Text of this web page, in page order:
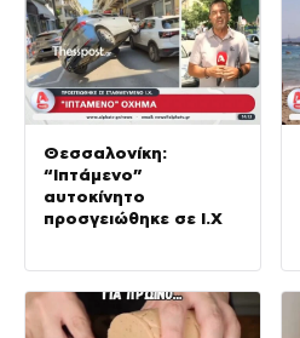
Θεσσαλονίκη:
“Ιπτάμενο”
αυτοκίνητο
προσγειώθηκε σε Ι.Χ